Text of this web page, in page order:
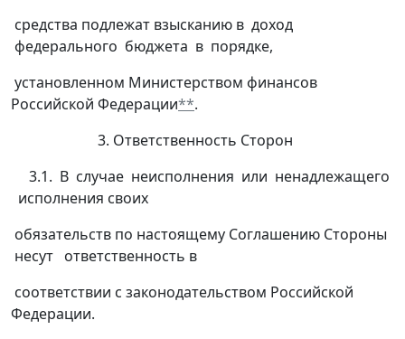
средства подлежат взысканию в доход
федерального бюджета в порядке,
установленном Министерством финансов
Российской Федерации**.
3. Ответственность Сторон
3.1. В случае неисполнения или ненадлежащего
исполнения своих
обязательств по настоящему Соглашению Стороны
несут ответственность в
соответствии с законодательством Российской
Федерации.